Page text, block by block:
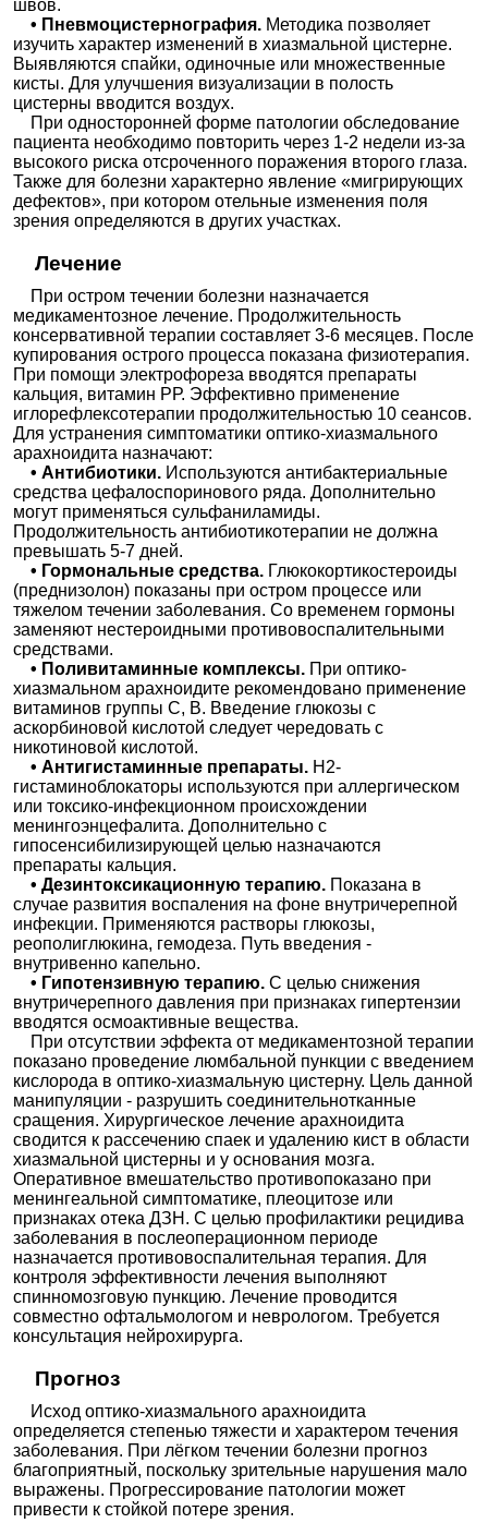
швов.
• Пневмоцистернография. Методика позволяет
изучить характер изменений в хиазмальной цистерне.
Выявляются спайки, одиночные или множественные
кисты. Для улучшения визуализации в полость
цистерны вводится воздух.
При односторонней форме патологии обследование
пациента необходимо повторить через 1-2 недели из-за
высокого риска отсроченного поражения второго глаза.
Также для болезни характерно явление «мигрирующих
дефектов», при котором отельные изменения поля
зрения определяются в других участках.
Лечение
При остром течении болезни назначается
медикаментозное лечение. Продолжительность
консервативной терапии составляет 3-6 месяцев. После
купирования острого процесса показана физиотерапия.
При помощи электрофореза вводятся препараты
кальция, витамин РР. Эффективно применение
иглорефлексотерапии продолжительностью 10 сеансов.
Для устранения симптоматики оптико-хиазмального
арахноидита назначают:
• Антибиотики. Используются антибактериальные
средства цефалоспоринового ряда. Дополнительно
могут применяться сульфаниламиды.
Продолжительность антибиотикотерапии не должна
превышать 5-7 дней.
• Гормональные средства. Глюкокортикостероиды
(преднизолон) показаны при остром процессе или
тяжелом течении заболевания. Со временем гормоны
заменяют нестероидными противовоспалительными
средствами.
• Поливитаминные комплексы. При оптико-
хиазмальном арахноидите рекомендовано применение
витаминов группы С, В. Введение глюкозы с
аскорбиновой кислотой следует чередовать с
никотиновой кислотой.
• Антигистаминные препараты. Н2-
гистаминоблокаторы используются при аллергическом
или токсико-инфекционном происхождении
менингоэнцефалита. Дополнительно с
гипосенсибилизирующей целью назначаются
препараты кальция.
• Дезинтоксикационную терапию. Показана в
случае развития воспаления на фоне внутричерепной
инфекции. Применяются растворы глюкозы,
реополиглюкина, гемодеза. Путь введения -
внутривенно капельно.
• Гипотензивную терапию.С целью снижения
внутричерепного давления при признаках гипертензии
вводятся осмоактивные вещества.
При отсутствии эффекта от медикаментозной терапии
показано проведение люмбальной пункции с введением
кислорода в оптико-хиазмальную цистерну. Цель данной
манипуляции - разрушить соединительнотканные
сращения. Хирургическое лечение арахноидита
сводится к рассечению спаек и удалению кист в области
хиазмальной цистерны и у основания мозга.
Оперативное вмешательство противопоказано при
менингеальной симптоматике, плеоцитозе или
признаках отека ДЗН. С целью профилактики рецидива
заболевания в послеоперационном периоде
назначается противовоспалительная терапия. Для
контроля эффективности лечения выполняют
спинномозговую пункцию. Лечение проводится
совместно офтальмологом и неврологом. Требуется
консультация нейрохирурга.
Прогноз
Исход оптико-хиазмального арахноидита
определяется степенью тяжести и характером течения
заболевания. При лёгком течении болезни прогноз
благоприятный, поскольку зрительные нарушения мало
выражены. Прогрессирование патологии может
привести к стойкой потере зрения.